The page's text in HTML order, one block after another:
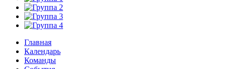
Главная
Календарь
Команды